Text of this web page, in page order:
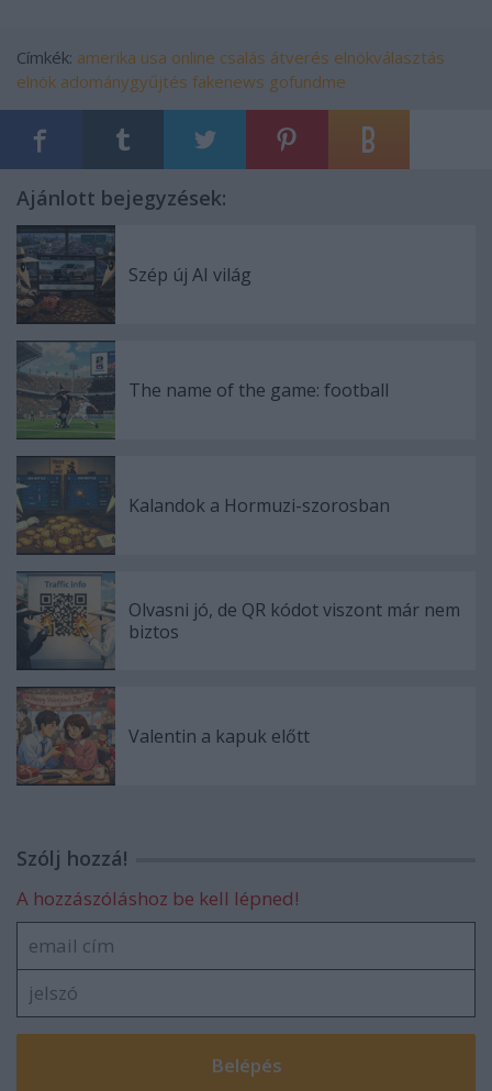
Címkék: amerika usa online csalás átverés elnökválasztás
elnök adománygyűjtés fakenews gofundme
Ajánlott bejegyzések:
Szép új AI világ
The name of the game: football
Kalandok a Hormuzi-szorosban
Olvasni jó, de QR kódot viszont már nem
biztos
Valentin a kapuk előtt
Szólj hozzá!
A hozzászóláshoz be kell lépned!